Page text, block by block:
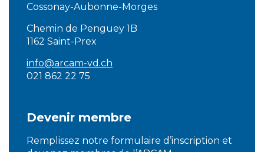
Cossonay-Aubonne-Morges
Chemin de Penguey 1B
1162 Saint-Prex
info@arcam-vd.ch
021 862 22 75
Devenir membre
Remplissez notre formulaire d’inscription et